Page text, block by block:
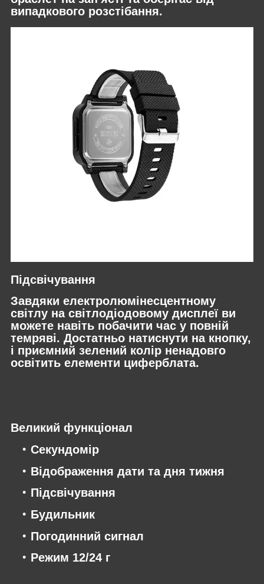
випадкового розстібання.
Підсвічування
Завдяки електролюмінесцентному
світлу на світлодіодовому дисплеї ви
можете навіть побачити час у повній
темряві. Достатньо натиснути на кнопку,
і приємний зелений колір ненадовго
освітить елементи циферблата.
Великий функціонал
Секундомір
Відображення дати та дня тижня
Підсвічування
Будильник
Погодинний сигнал
Режим 12/24 г